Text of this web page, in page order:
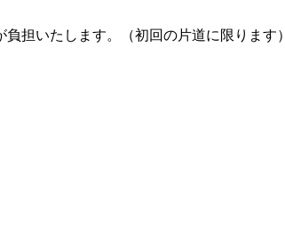
担いたします。（初回の片道に限ります）